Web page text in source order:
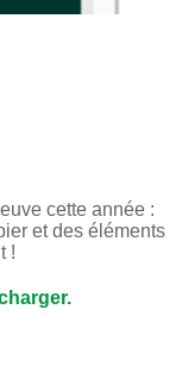
cette année :
et des éléments
!